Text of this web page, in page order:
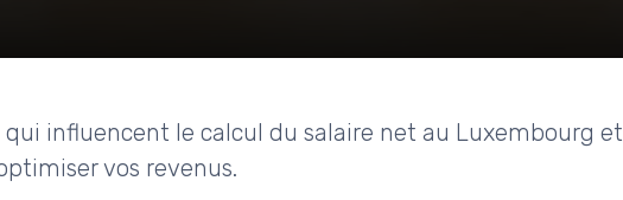
qui influencent le calcul du salaire net au Luxembourg et
vos revenus.